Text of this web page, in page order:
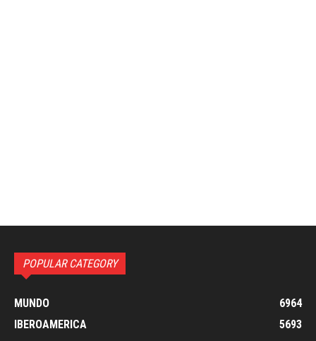
POPULAR CATEGORY
MUNDO
6964
IBEROAMERICA
5693